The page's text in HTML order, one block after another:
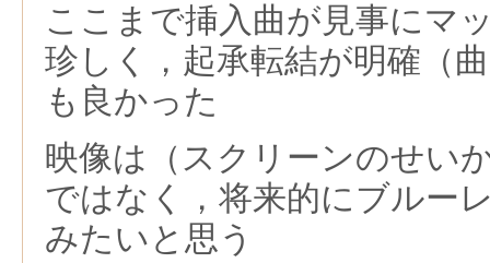
ここまで挿入曲が見事にマ
珍しく，起承転結が明確（
も良かった
映像は（スクリーンのせい
ではなく，将来的にブルー
みたいと思う